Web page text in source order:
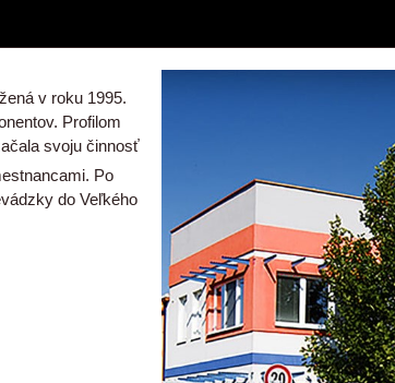
v roku 1995.
Profilom
svoju činnosť
Po
do Veľkého